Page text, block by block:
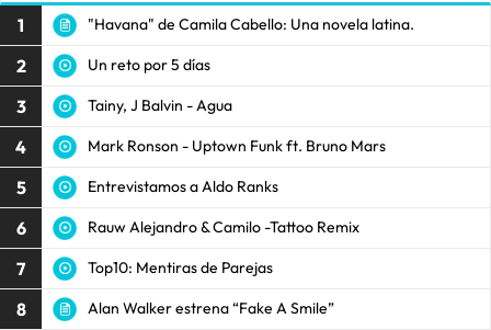
1 "Havana" de Camila Cabello: Una novela latina.
2 Un reto por 5 días
3 Tainy, J Balvin - Agua
4 Mark Ronson - Uptown Funk ft. Bruno Mars
5 Entrevistamos a Aldo Ranks
6 Rauw Alejandro & Camilo -Tattoo Remix
7 Top10: Mentiras de Parejas
8 Alan Walker estrena “Fake A Smile”